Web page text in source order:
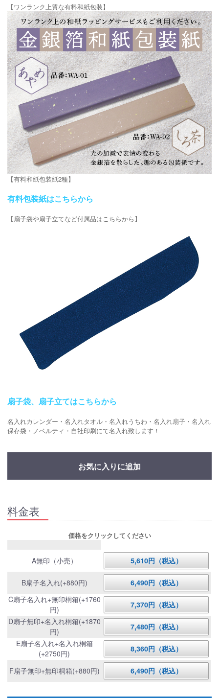
【ワンランク上質な有料和紙包装】
【有料和紙包装紙2種】
有料包装紙はこちらから
【扇子袋や扇子立てなど付属品はこちらから】
扇子袋、扇子立てはこちらから
名入れカレンダー・名入れタオル・名入れうちわ・名入れ扇子・名入れ
保存袋・ノベルティ・自社印刷にて名入れ致します！
お気に入りに追加
料金表
価格をクリックしてください
A無印（小売） 5,610円（税込）
B扇子名入れ(+880円)
6,490円（税込）
C扇子名入れ+無印桐箱(+1760
円)
7,370円（税込）
D扇子無印+名入れ桐箱(+1870
円)
7,480円（税込）
E扇子名入れ+名入れ桐箱
(+2750円)
8,360円（税込）
F扇子無印+無印桐箱(+880円) 6,490円（税込）